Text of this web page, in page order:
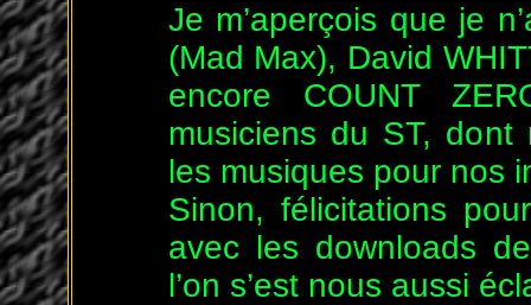
Je m’aperçois que je
(Mad Max), David
encore COUNT
musiciens du ST, dont
les musiques pour nos
Sinon, félicitations
avec les downloads
l’on s’est nous aussi